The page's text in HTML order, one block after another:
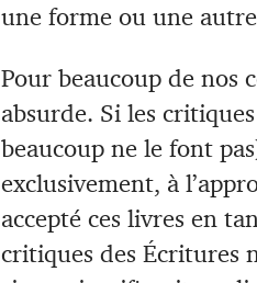
une forme ou une
Pour beaucoup de nos
absurde. Si les
beaucoup ne le font
exclusivement, à
accepté ces livres en
critiques des Écritures